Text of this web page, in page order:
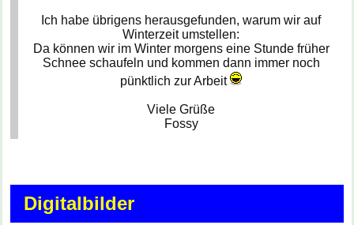
Ich habe übrigens herausgefunden, warum wir auf
Winterzeit umstellen:
Da können wir im Winter morgens eine Stunde früher
Schnee schaufeln und kommen dann immer noch
pünktlich zur Arbeit
Viele Grüße
Fossy
Digitalbilder